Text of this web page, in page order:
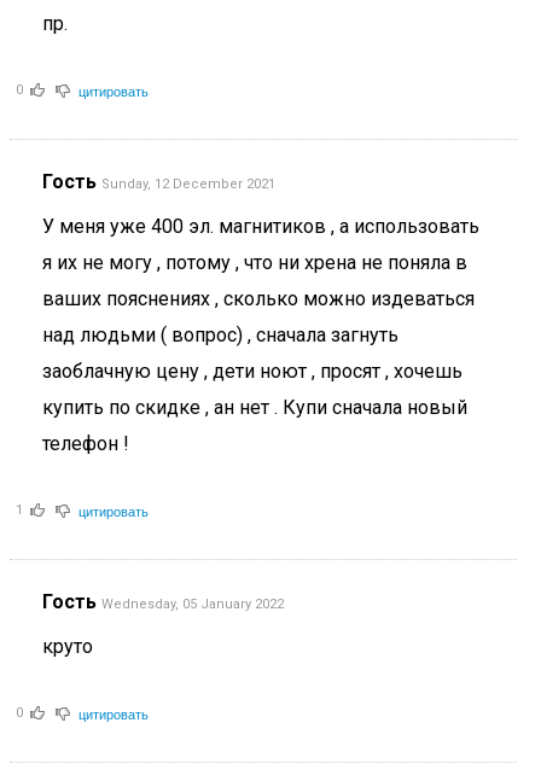
пр.
0 цитировать
Гость Sunday, 12 December 2021
У меня уже 400 эл. магнитиков , а использовать
я их не могу , потому , что ни хрена не поняла в
ваших пояснениях , сколько можно издеваться
над людьми ( вопрос) , сначала загнуть
заоблачную цену , дети ноют , просят , хочешь
купить по скидке , ан нет . Купи сначала новый
телефон !
1 цитировать
Гость Wednesday, 05 January 2022
круто
0 цитировать